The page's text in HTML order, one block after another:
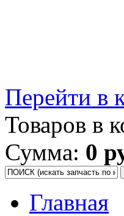
Перейти в
Товаров в
Сумма: 0
Главная